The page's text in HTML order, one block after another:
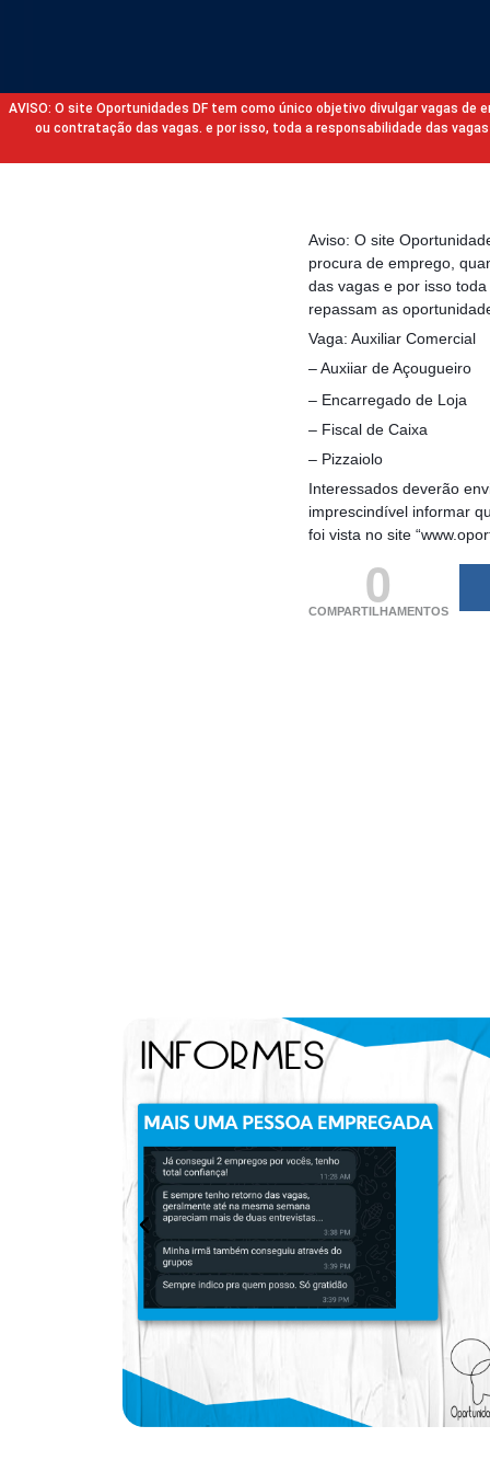
AVISO: O site Oportunidades DF tem como único objetivo divulgar vagas
ou contratação das vagas. e por isso, toda a responsabilidade das
Aviso: O site
procura de emprego,
das vagas e por isso
repassam as
Vaga: Auxiliar Comercial
– Auxiiar de Açougueiro
– Encarregado de Loja
– Fiscal de Caixa
– Pizzaiolo
Interessados deverão
imprescindível informar
foi vista no site
0
COMPARTILHAMENTOS